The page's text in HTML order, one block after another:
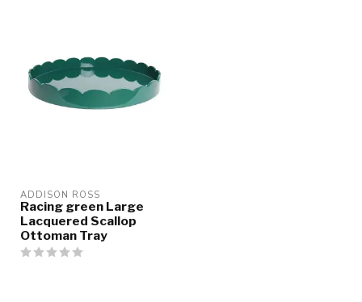
ADDISON ROSS
Racing green Large
Lacquered Scallop
Ottoman Tray